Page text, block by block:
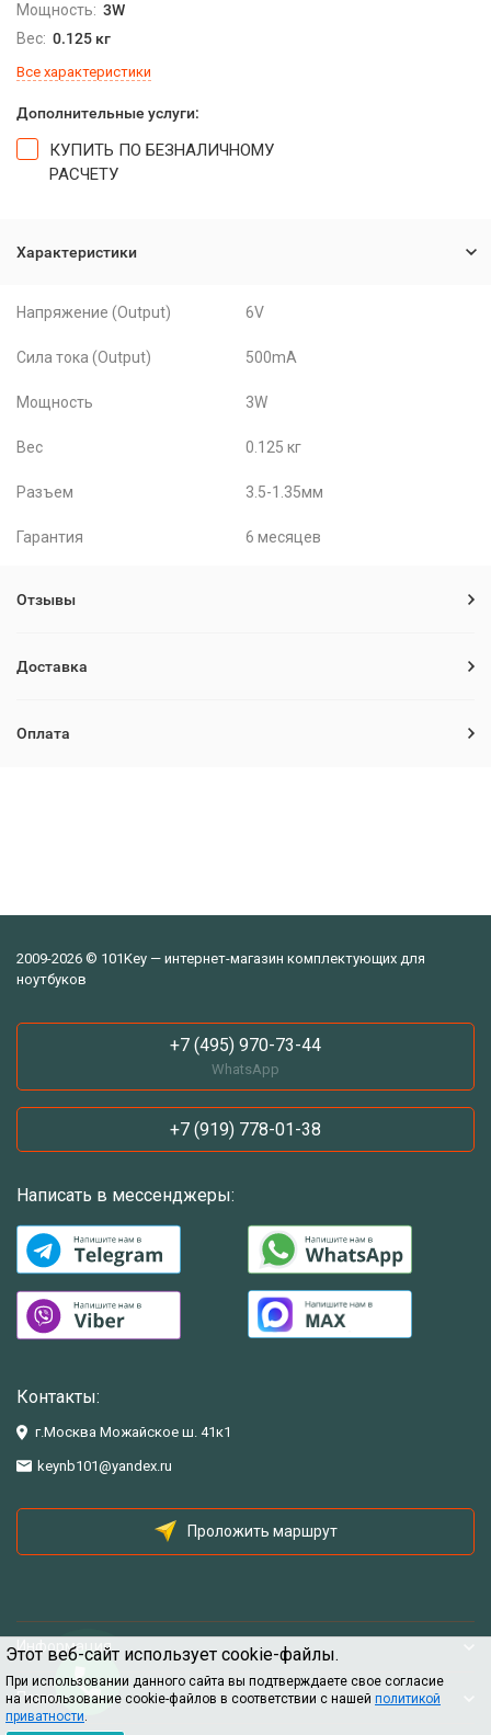
Этот веб-сайт использует cookie-файлы.
При использовании данного сайта вы подтверждаете свое согласие
на использование cookie-файлов в соответствии с нашей политикой
приватности.
Мощность: 3W
Вес: 0.125 кг
Все характеристики
Дополнительные услуги:
КУПИТЬ ПО БЕЗНАЛИЧНОМУ
РАСЧЕТУ
Характеристики
Напряжение (Output) 6V
Сила тока (Output) 500mA
Мощность 3W
Вес 0.125 кг
Разъем 3.5-1.35мм
Гарантия 6 месяцев
Отзывы
Доставка
Оплата
2009-2026 © 101Key — интернет-магазин комплектующих для
ноутбуков
+7 (495) 970-73-44
WhatsApp
+7 (919) 778-01-38
Написать в мессенджеры:
Контакты:
г.Москва Можайское ш. 41к1
keynb101@yandex.ru
Проложить маршрут
Информация
Помощь